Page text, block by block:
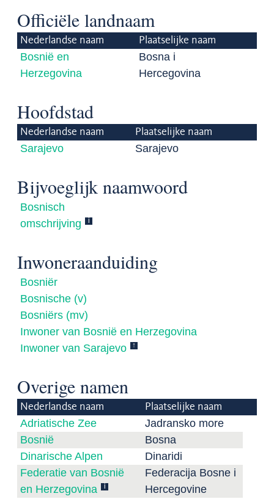
Officiële landnaam
Nederlandse naam Plaatselijke naam
Bosnië en
Herzegovina
Bosna i
Hercegovina
Hoofdstad
Nederlandse naam Plaatselijke naam
Sarajevo Sarajevo
Bijvoeglijk naamwoord
Bosnisch
omschrijving
i
Inwoneraanduiding
Bosniër
Bosnische (v)
Bosniërs (mv)
Inwoner van Bosnië en Herzegovina
Inwoner van Sarajevo
↑
Overige namen
Nederlandse naam Plaatselijke naam
Adriatische Zee
Jadransko more
Bosnië
Bosna
Dinarische Alpen
Dinaridi
Federatie van Bosnië
en Herzegovina
i
Federacija Bosne i
Hercegovine